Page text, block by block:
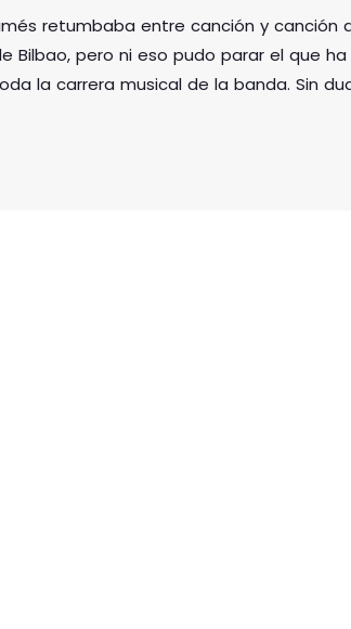
retumbaba entre canción y canción
Bilbao, pero ni eso pudo parar el que
la carrera musical de la banda. Sin
invitado ha hecho del concierto una